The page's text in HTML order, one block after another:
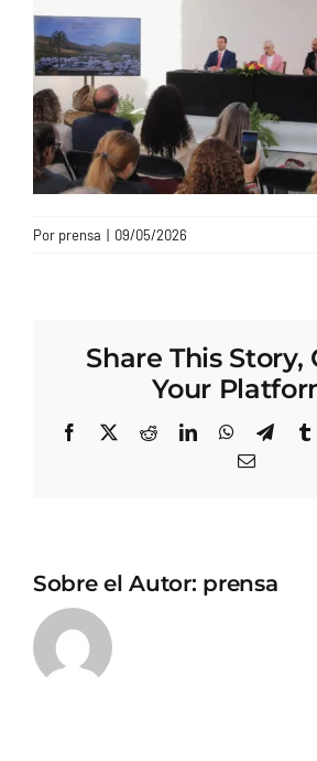
CONTACTO
Por prensa | 09/05/2026
Share This Story,
Your
Facebook
X RedditLinkedInWhatsApp
Correo
Sobre el Autor: prensa